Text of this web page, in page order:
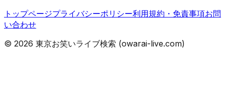
トップページプライバシーポリシー利用規約・免責事項お問
い合わせ
© 2026 東京お笑いライブ検索 (owarai-live.com)